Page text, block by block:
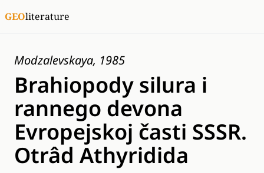
GEOliterature
Modzalevskaya, 1985
Brahiopody silura i
rannego devona
Evropejskoj časti SSSR.
Otrâd Athyridida